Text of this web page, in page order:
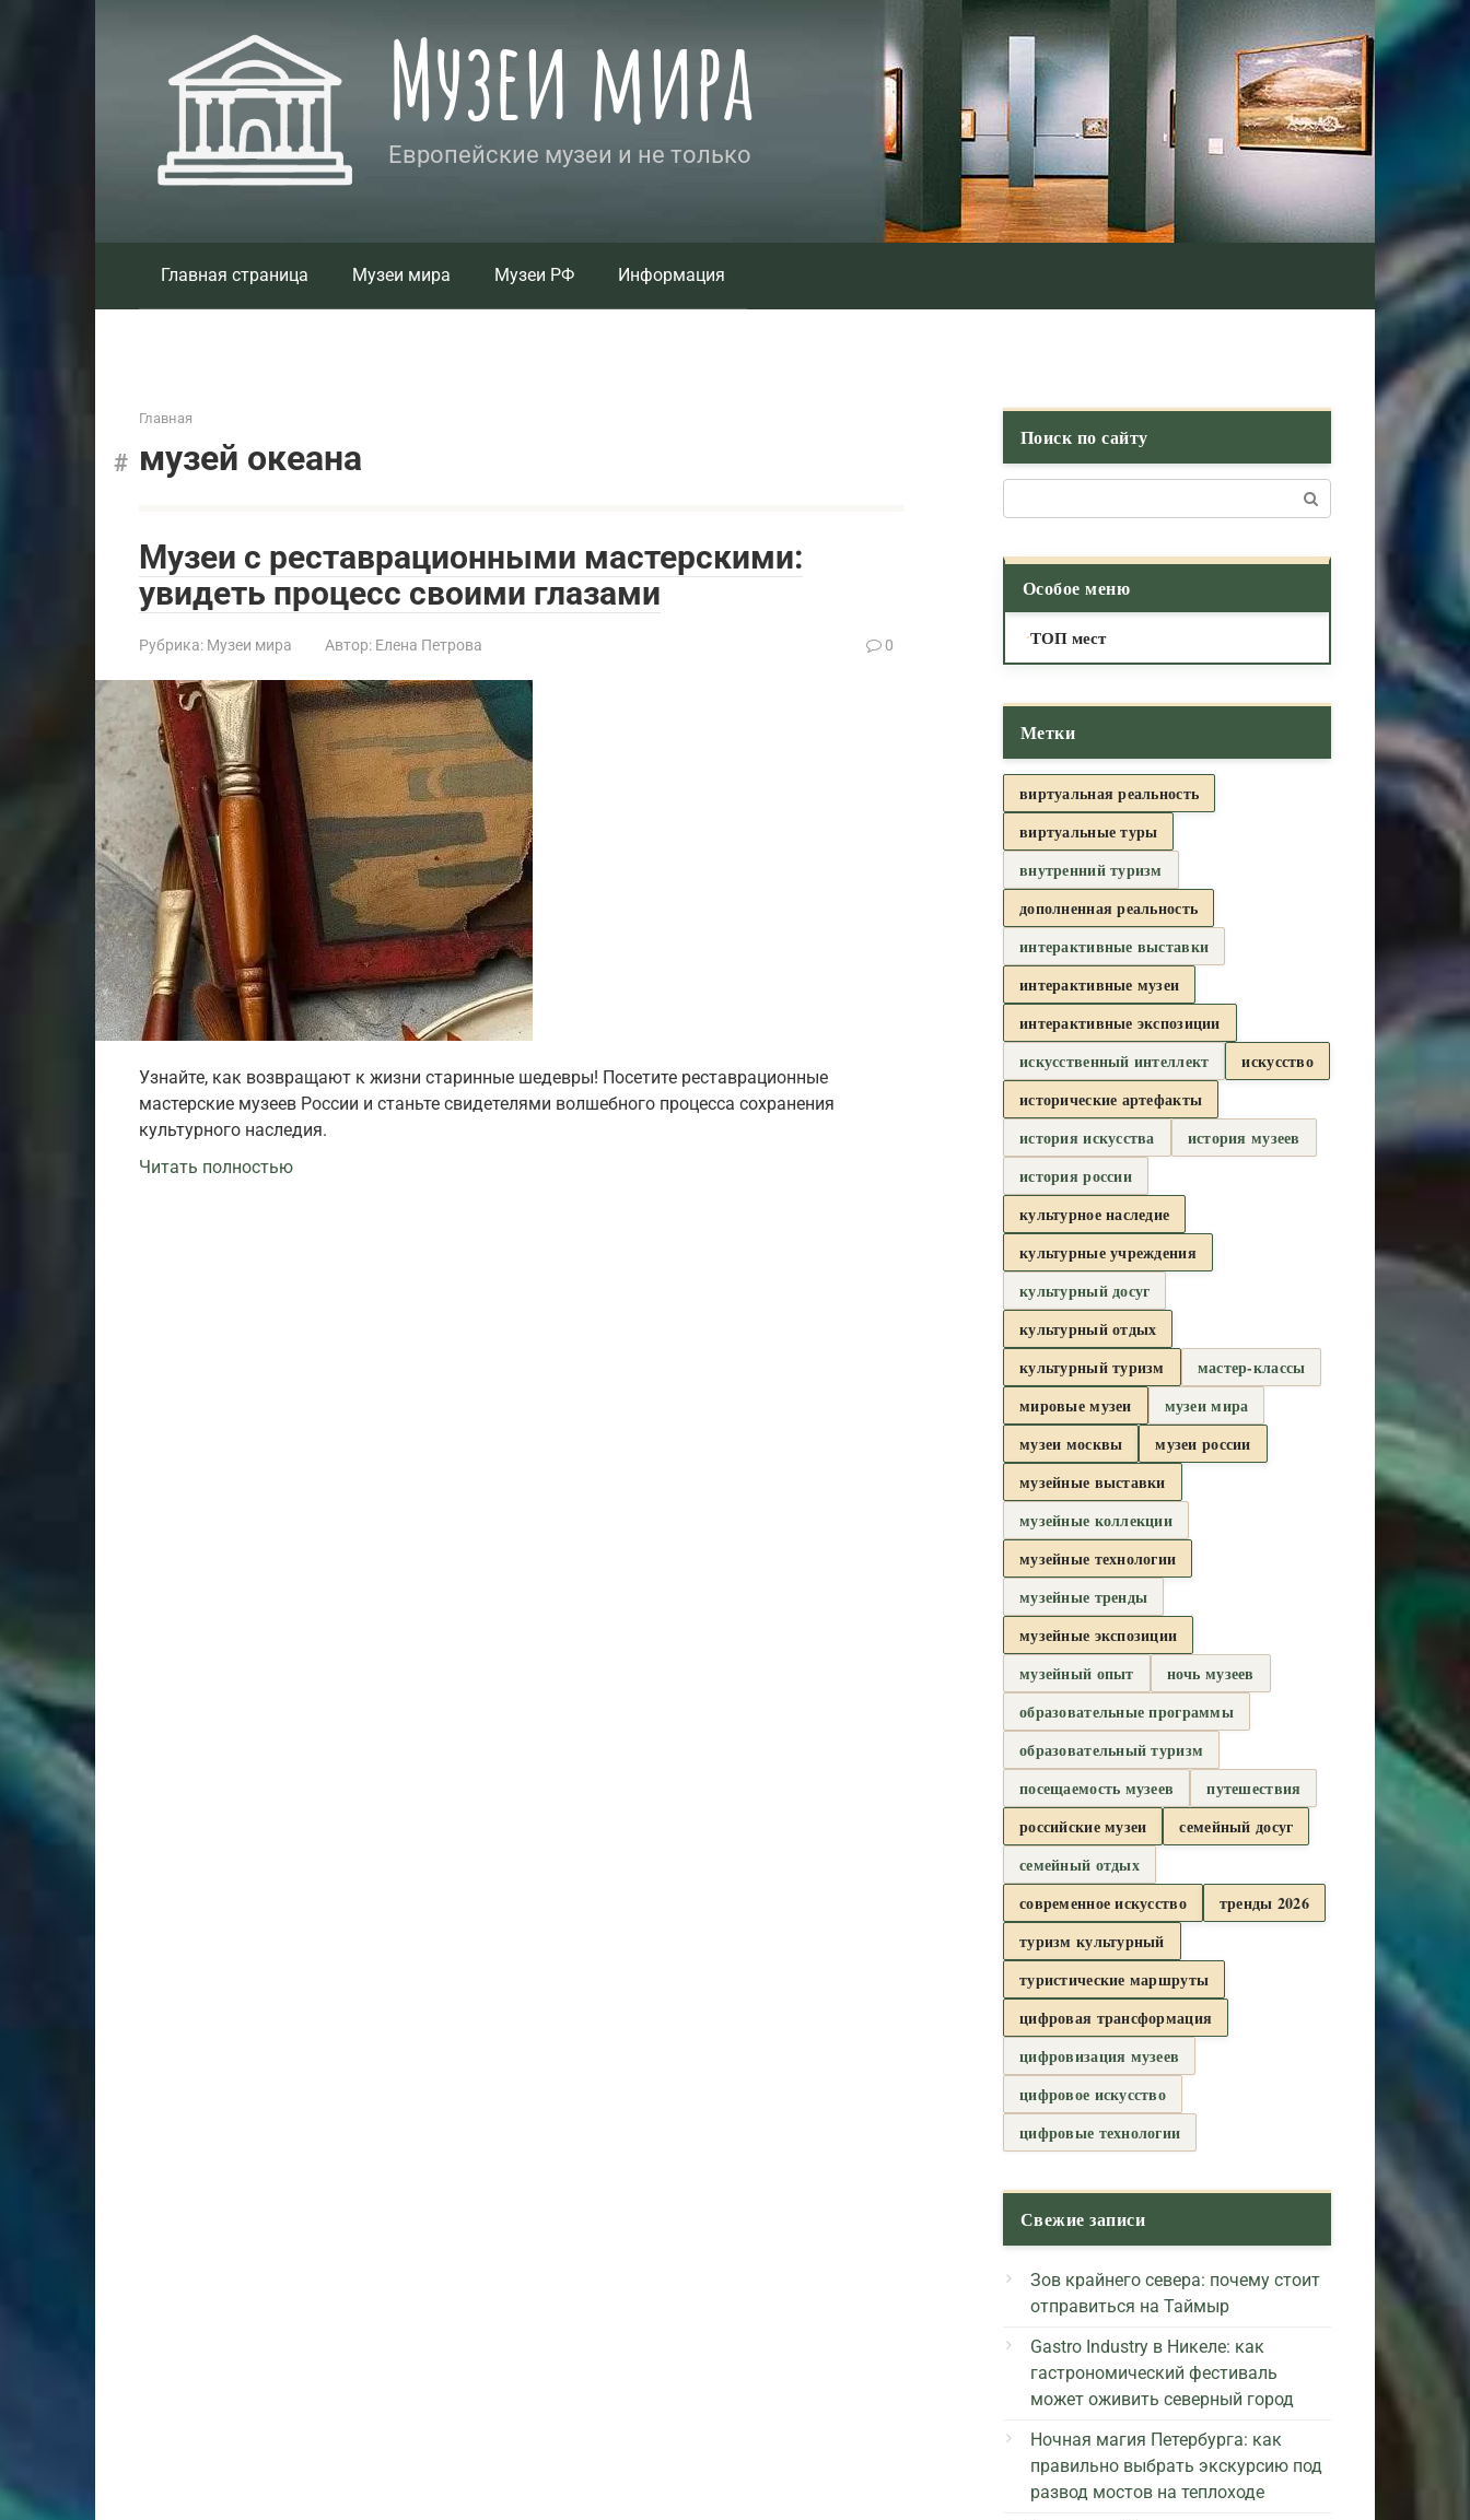
Музеи мира
Европейские музеи и не только
Главная страница Музеи мира Музеи РФ Информация
Главная
музей океана
Музеи с реставрационными мастерскими:
увидеть процесс своими глазами
Рубрика: Музеи мира Автор: Елена Петрова 0
Узнайте, как возвращают к жизни старинные шедевры! Посетите реставрационные
мастерские музеев России и станьте свидетелями волшебного процесса сохранения
культурного наследия.
Читать полностью
Поиск по сайту
Особое меню
ТОП мест
Метки
виртуальная реальность
виртуальные туры
внутренний туризм
дополненная реальность
интерактивные выставки
интерактивные музеи
интерактивные экспозиции
искусственный интеллект
искусство
исторические артефакты
история искусства
история музеев
история россии
культурное наследие
культурные учреждения
культурный досуг
культурный отдых
культурный туризм
мастер-классы
мировые музеи
музеи мира
музеи москвы
музеи россии
музейные выставки
музейные коллекции
музейные технологии
музейные тренды
музейные экспозиции
музейный опыт
ночь музеев
образовательные программы
образовательный туризм
посещаемость музеев
путешествия
российские музеи
семейный досуг
семейный отдых
современное искусство
тренды 2026
туризм культурный
туристические маршруты
цифровая трансформация
цифровизация музеев
цифровое искусство
цифровые технологии
Свежие записи
Зов крайнего севера: почему стоит
отправиться на Таймыр
Gastro Industry в Никеле: как
гастрономический фестиваль
может оживить северный город
Ночная магия Петербурга: как
правильно выбрать экскурсию под
развод мостов на теплоходе